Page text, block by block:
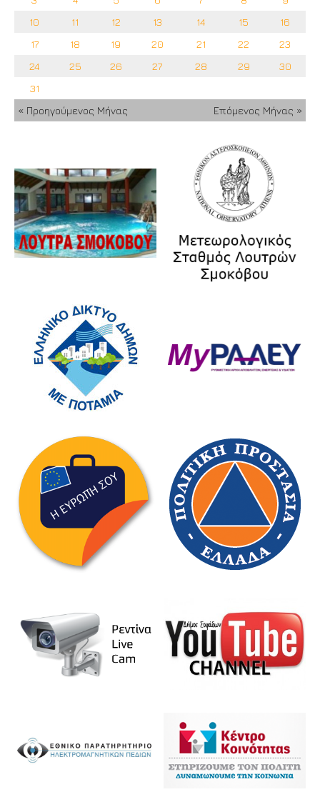
10
11 12 13 14 15
16
17
18 19 20 21 22
23
24
25 26 27 28 29
30
31
« Προηγούμενος Μήνας
Επόμενος Μήνας »